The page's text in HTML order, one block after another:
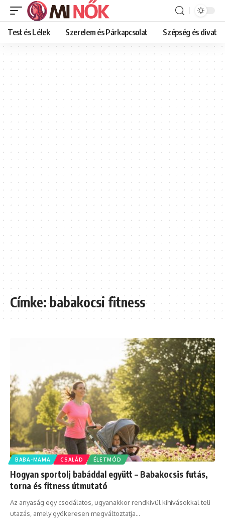
Test és Lélek Szerelem és Párkapcsolat Szépség és divat
Címke:babakocsi fitness
BABA-MAMA CSALÁD ÉLETMÓD
Hogyan sportolj babáddal együtt – Babakocsis futás,
torna és fitness útmutató
Az anyaság egy csodálatos, ugyanakkor rendkívül kihívásokkal teli
utazás, amely gyökeresen megváltoztatja…